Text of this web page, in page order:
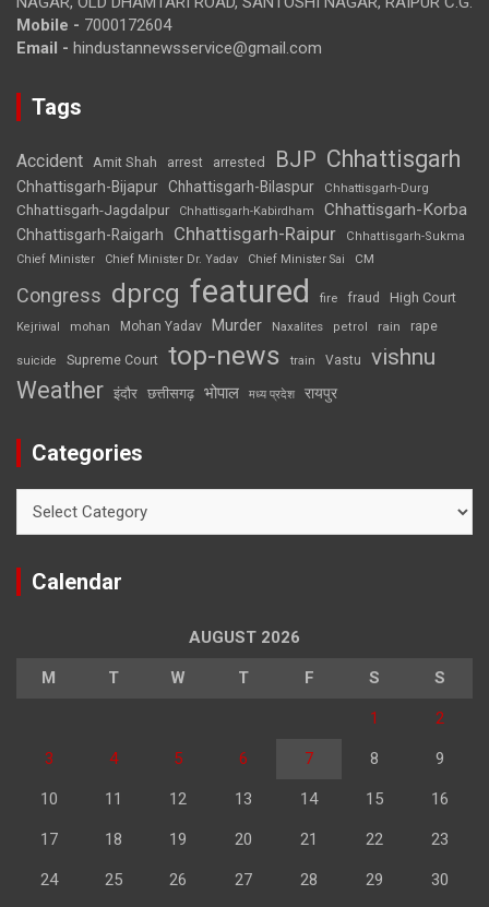
Mobile - 7000172604
Email - hindustannewsservice@gmail.com
Tags
Accident Amit Shah arrest arrested BJP Chhattisgarh
Chhattisgarh-Bijapur Chhattisgarh-Bilaspur Chhattisgarh-Durg
Chhattisgarh-Jagdalpur Chhattisgarh-Kabirdham Chhattisgarh-Korba
Chhattisgarh-Raigarh Chhattisgarh-Raipur
Chhattisgarh-Sukma
Chief Minister
Chief Minister Dr. Yadav Chief Minister Sai CM
Congress dprcg featured fire fraud High Court
Kejriwal mohan Mohan Yadav Murder Naxalites petrol rain rape
suicide Supreme Court top-news train Vastu vishnu
Weather इंदौर छत्तीसगढ़ भोपाल मध्य प्रदेश रायपुर
Categories
Calendar
AUGUST 2026
M T W T F S S
1 2
3 4 5 6 7 8 9
10 11 12 13 14 15 16
17 18 19 20 21 22 23
24 25 26 27 28 29 30